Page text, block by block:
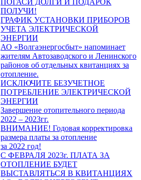
ПОГАСИ ДОЛГИ И ПОДАРОК
ПОЛУЧИ!
ГРАФИК УСТАНОВКИ ПРИБОРОВ
УЧЕТА ЭЛЕКТРИЧЕСКОЙ
ЭНЕРГИИ
АО «Волгаэнергосбыт» напоминает
жителям Автозаводского и Ленинского
районов об отдельных квитанциях за
отопление.
ИСКЛЮЧИТЕ БЕЗУЧЕТНОЕ
ПОТРЕБЛЕНИЕ ЭЛЕКТРИЧЕСКОЙ
ЭНЕРГИИ
Завершение отопительного периода
2022 – 2023гг.
ВНИМАНИЕ! Годовая корректировка
размера платы за отопление
за 2022 год!
С ФЕВРАЛЯ 2023г. ПЛАТА ЗА
ОТОПЛЕНИЕ БУДЕТ
ВЫСТАВЛЯТЬСЯ В КВИТАНЦИЯХ